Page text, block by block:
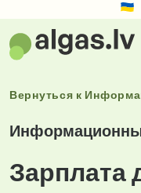
Вернуться к
Зарплата